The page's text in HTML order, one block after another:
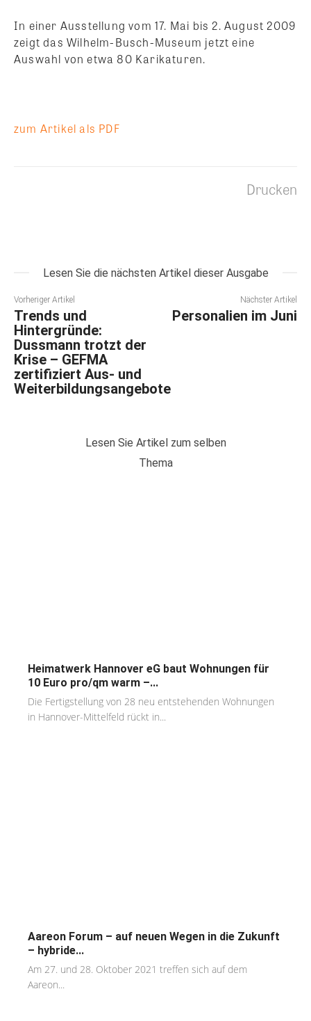
In einer Ausstellung vom 17. Mai bis 2. August 2009
zeigt das Wilhelm-Busch-Museum jetzt eine
Auswahl von etwa 80 Karikaturen.
zum Artikel als PDF
Drucken
Lesen Sie die nächsten Artikel dieser Ausgabe
Vorheriger Artikel
Trends und
Hintergründe:
Dussmann trotzt der
Krise – GEFMA
zertifiziert Aus- und
Weiterbildungsangebote
Nächster Artikel
Personalien im Juni
Lesen Sie Artikel zum selben
Thema
Heimatwerk Hannover eG baut Wohnungen für
10 Euro pro/qm warm –...
Die Fertigstellung von 28 neu entstehenden Wohnungen
in Hannover-Mittelfeld rückt in...
Aareon Forum – auf neuen Wegen in die Zukunft
– hybride...
Am 27. und 28. Oktober 2021 treffen sich auf dem
Aareon...